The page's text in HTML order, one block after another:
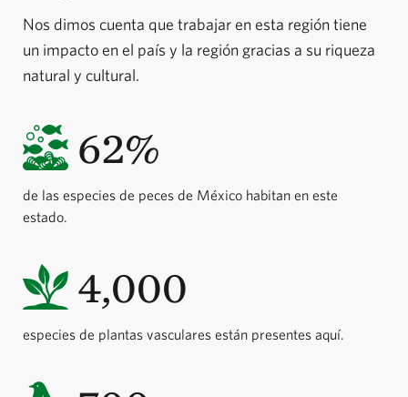
Nos dimos cuenta que trabajar en esta región tiene
un impacto en el país y la región gracias a su riqueza
natural y cultural.
62%
de las especies de peces de México habitan en este
estado.
4,000
especies de plantas vasculares están presentes aquí.